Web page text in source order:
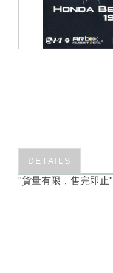
DETAILS
"貨量有限，售完即止"